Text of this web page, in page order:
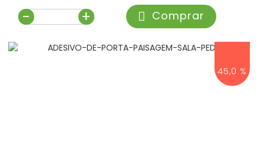
- + Comprar
45,0 %